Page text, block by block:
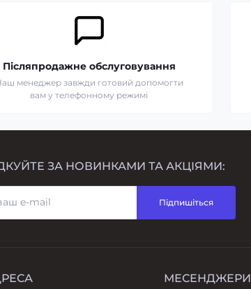
Післяпродажне обслуговування
менеджер завжди готовий допомогти
вам у телефонному режимі
ЗА НОВИНКАМИ ТА АКЦІЯМИ:
Підпишіться
МЕСЕНДЖЕРИ